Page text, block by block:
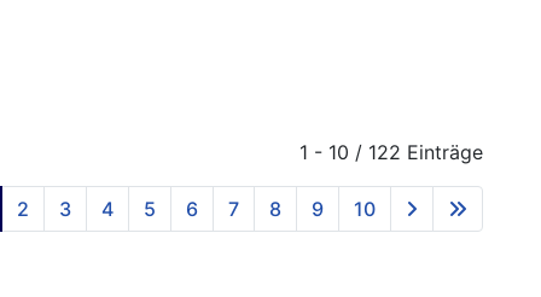
1 - 10 / 122 Einträge
2 3 4 5 6 7 8 9 10